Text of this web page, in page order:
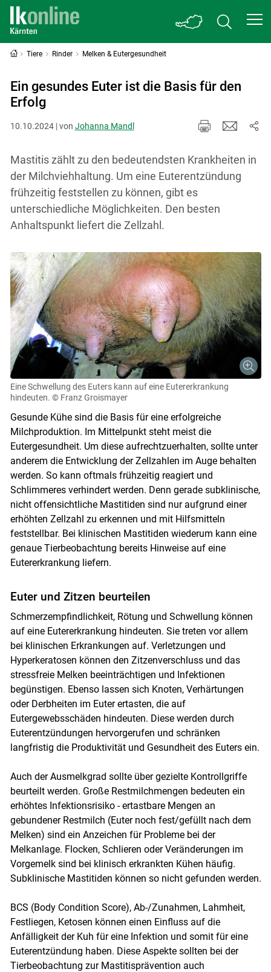
Tiere Rinder Melken & Eutergesundheit
Ein gesundes Euter ist die Basis für den
Erfolg
10.10.2024 | von Johanna Mandl
Mastitis zählt zu den bedeutendsten Krankheiten in
der Milchviehhaltung. Um eine Euterentzündung
frühzeitig feststellen zu können, gibt es
unterschiedliche Möglichkeiten. Den besten
Anhaltspunkt liefert die Zellzahl.
Eine Schwellung des Euters kann auf eine Eutererkrankung
hindeuten. © Franz Groismayer
Gesunde Kühe sind die Basis für eine erfolgreiche
Milchproduktion. Im Mittelpunkt steht meist die
Eutergesundheit. Um diese aufrechtzuerhalten, sollte unter
anderem die Entwicklung der Zellzahlen im Auge behalten
werden. So kann oftmals frühzeitig reagiert und
Schlimmeres verhindert werden. Denn gerade subklinische,
nicht offensichtliche Mastitiden sind nur aufgrund einer
erhöhten Zellzahl zu erkennen und mit Hilfsmitteln
feststellbar. Bei klinischen Mastitiden wiederum kann eine
genaue Tierbeobachtung bereits Hinweise auf eine
Eutererkrankung liefern.
Euter und Zitzen beurteilen
Schmerzempfindlichkeit, Rötung und Schwellung können
auf eine Eutererkrankung hindeuten. Sie treten vor allem
bei klinischen Erkrankungen auf. Verletzungen und
Hyperkeratosen können den Zitzenverschluss und das
stressfreie Melken beeinträchtigen und Infektionen
begünstigen. Ebenso lassen sich Knoten, Verhärtungen
oder Derbheiten im Euter ertasten, die auf
Eutergewebsschäden hindeuten. Diese werden durch
Euterentzündungen hervorgerufen und schränken
langfristig die Produktivität und Gesundheit des Euters ein.
Auch der Ausmelkgrad sollte über gezielte Kontrollgriffe
beurteilt werden. Große Restmilchmengen bedeuten ein
erhöhtes Infektionsrisiko - ertastbare Mengen an
gebundener Restmilch (Euter noch fest/gefüllt nach dem
Melken) sind ein Anzeichen für Probleme bei der
Melkanlage. Flocken, Schlieren oder Veränderungen im
Vorgemelk sind bei klinisch erkrankten Kühen häufig.
Subklinische Mastitiden können so nicht gefunden werden.
BCS (Body Condition Score), Ab-/Zunahmen, Lahmheit,
Festliegen, Ketosen können einen Einfluss auf die
Anfälligkeit der Kuh für eine Infektion und somit für eine
Euterentzündung haben. Diese Aspekte sollten bei der
Tierbeobachtung zur Mastitisprävention auch